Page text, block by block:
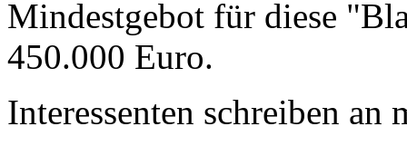
Mindestgebot für diese
450.000 Euro.
Interessenten schreiben